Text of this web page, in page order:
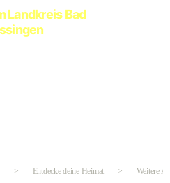
> Entdecke deine Heimat > Weitere